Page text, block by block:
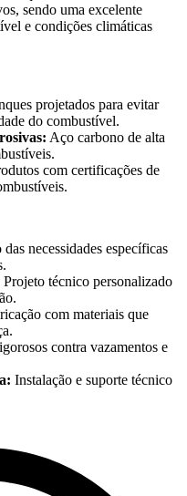
sendo uma excelente
e condições climáticas
projetados para evitar
do combustível.
Aço carbono de alta
com certificações de
necessidades específicas
Projeto técnico personalizado
com materiais que
contra vazamentos e
Instalação e suporte técnico